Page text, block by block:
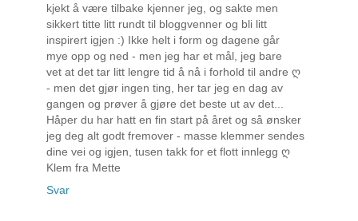
kjekt å være tilbake kjenner jeg, og sakte men
sikkert titte litt rundt til bloggvenner og bli litt
inspirert igjen :) Ikke helt i form og dagene går
mye opp og ned - men jeg har et mål, jeg bare
vet at det tar litt lengre tid å nå i forhold til andre ღ
- men det gjør ingen ting, her tar jeg en dag av
gangen og prøver å gjøre det beste ut av det...
Håper du har hatt en fin start på året og så ønsker
jeg deg alt godt fremover - masse klemmer sendes
dine vei og igjen, tusen takk for et flott innlegg ღ
Klem fra Mette
Svar